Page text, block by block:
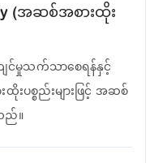
(အဆစ်အစားထိုး
ျင်မှုသက်သာစေရန်နှင့်
းပစ္စည်းများဖြင့် အဆစ်
ည်။